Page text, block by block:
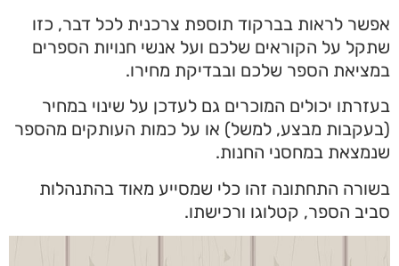
אפשר לראות בברקוד תוספת צרכנית לכל דבר, כזו
שתקל על הקוראים שלכם ועל אנשי חנויות הספרים
במציאת הספר שלכם ובבדיקת מחירו.
בעזרתו יכולים המוכרים גם לעדכן על שינוי במחיר
(בעקבות מבצע, למשל) או על כמות העותקים מהספר
שנמצאת במחסני החנות.
בשורה התחתונה זהו כלי שמסייע מאוד בהתנהלות
סביב הספר, קטלוגו ורכישתו.